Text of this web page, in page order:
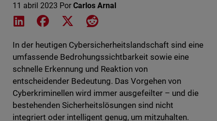
11 abril 2023 Por Carlos Arnal
Share on LinkedIn
Share on Facebook
Share on XShare on Reddit
In der heutigen Cybersicherheitslandschaft sind eine
umfassende Bedrohungssichtbarkeit sowie eine
schnelle Erkennung und Reaktion von
entscheidender Bedeutung. Das Vorgehen von
Cyberkriminellen wird immer ausgefeilter – und die
bestehenden Sicherheitslösungen sind nicht
integriert oder intelligent genug, um mitzuhalten.